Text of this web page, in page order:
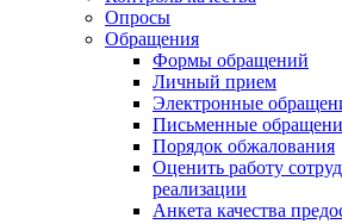
Опросы
Обращения
Формы обращений
Личный прием
Электронные
Письменные
Порядок обжалования
Оценить работу
реализации
Анкета качества